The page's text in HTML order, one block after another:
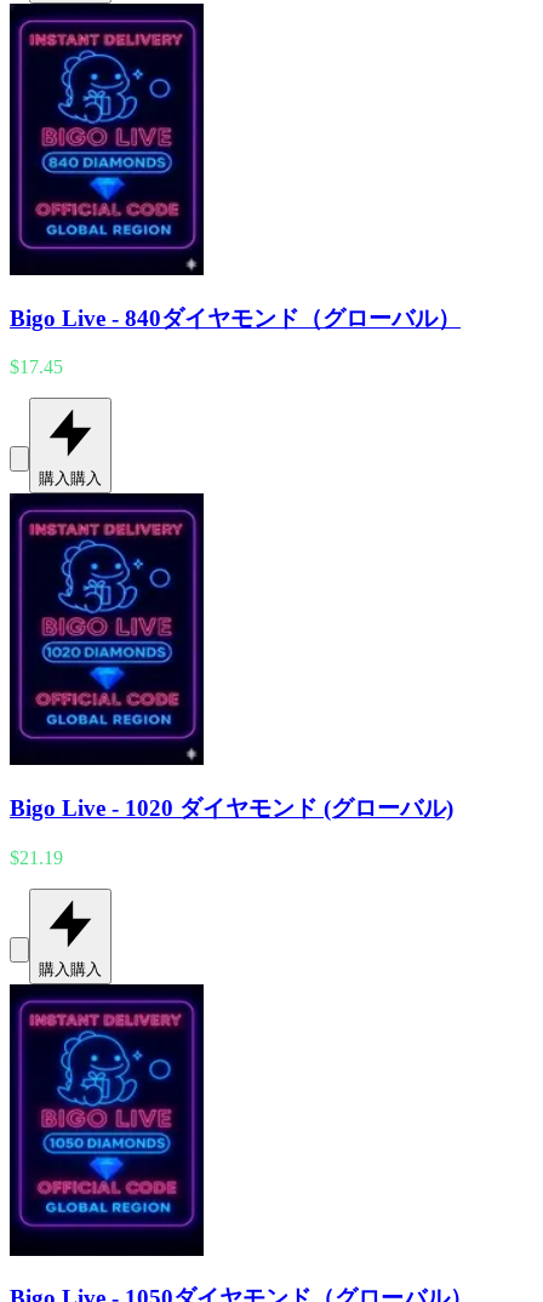
Bigo Live - 840ダイヤモンド（グローバル）
$17.45
購入購入
Bigo Live - 1020 ダイヤモンド (グローバル)
$21.19
購入 購入